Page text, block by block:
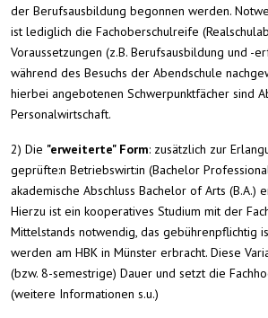
der Berufsausbildung begonnen werden.
ist lediglich die Fachoberschulreife
Voraussetzungen (z.B. Berufsausbildung und -
während des Besuchs der Abendschule
hierbei angebotenen Schwerpunktfächer sind
Personalwirtschaft.
2) Die "erweiterte" Form: zusätzlich zur
geprüfte:n Betriebswirt:in (Bachelor
akademische Abschluss Bachelor of Arts (B.A.)
Hierzu ist ein kooperatives Studium mit der
Mittelstands notwendig, das gebührenpflichtig
werden am HBK in Münster erbracht. Diese
(bzw. 8-semestrige) Dauer und setzt die
(weitere Informationen s.u.)